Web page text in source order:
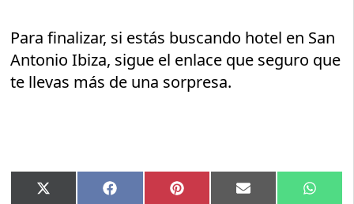
Para finalizar, si estás buscando hotel en San
Antonio Ibiza, sigue el enlace que seguro que
te llevas más de una sorpresa.
Compartir
X Compartir
Facebook Compartir
Pinterest Compartir
Email